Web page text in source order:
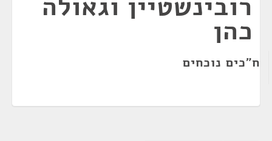
רובינשטיין וגאולה
כהן
ח"כים נוכחים